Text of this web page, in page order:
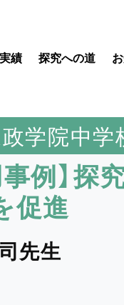
ビス for 活用事例
実績 探究への道
学院中学
事例】
促進
先生